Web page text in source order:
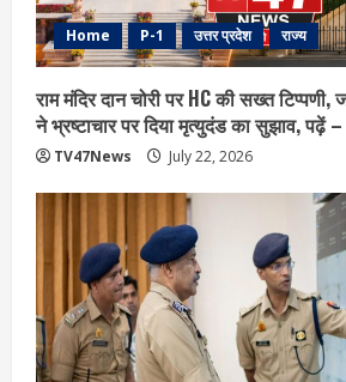
Home P-1 उत्तर प्रदेश राज्य
राम मंदिर दान चोरी पर HC की सख्त
ने भ्रष्टाचार पर द‍िया मृत्युदंड का सुझाव, पढ़ें
TV47News July 22, 2026